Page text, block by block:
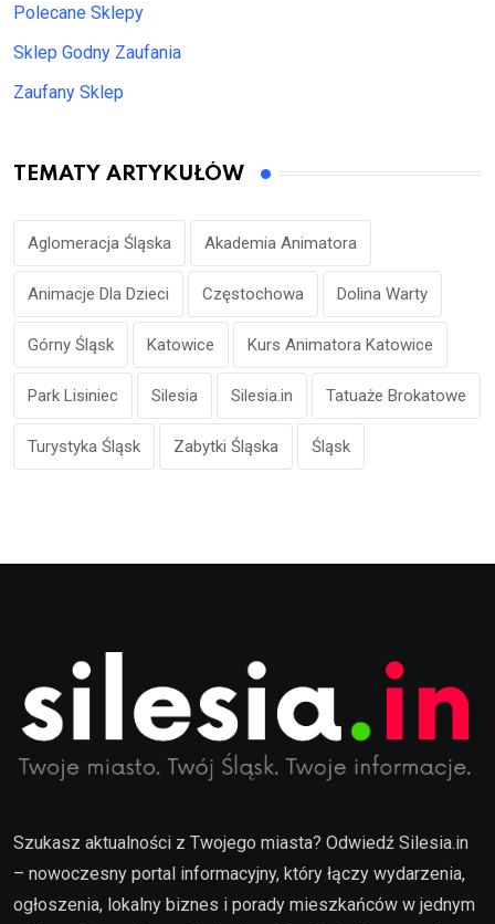
Polecane Sklepy
Sklep Godny Zaufania
Zaufany Sklep
TEMATY ARTYKUŁÓW
Aglomeracja Śląska Akademia Animatora
Animacje Dla Dzieci Częstochowa Dolina Warty
Górny Śląsk Katowice Kurs Animatora Katowice
Park Lisiniec Silesia Silesia.in Tatuaże Brokatowe
Turystyka Śląsk Zabytki Śląska Śląsk
Szukasz aktualności z Twojego miasta? Odwiedź Silesia.in
– nowoczesny portal informacyjny, który łączy wydarzenia,
ogłoszenia, lokalny biznes i porady mieszkańców w jednym